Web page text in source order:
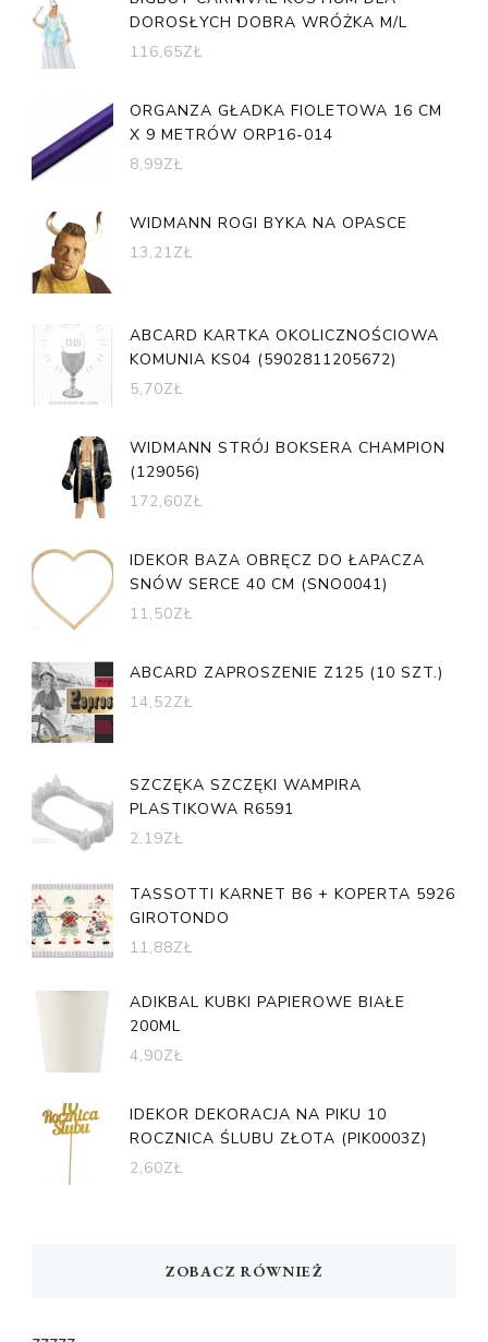
DOROSŁYCH DOBRA WRÓŻKA M/L
116,65ZŁ
ORGANZA GŁADKA FIOLETOWA 16 CM
X 9 METRÓW ORP16-014
8,99ZŁ
WIDMANN ROGI BYKA NA OPASCE
13,21ZŁ
ABCARD KARTKA OKOLICZNOŚCIOWA
KOMUNIA KS04 (5902811205672)
5,70ZŁ
WIDMANN STRÓJ BOKSERA CHAMPION
(129056)
172,60ZŁ
IDEKOR BAZA OBRĘCZ DO ŁAPACZA
SNÓW SERCE 40 CM (SNO0041)
11,50ZŁ
ABCARD ZAPROSZENIE Z125 (10 SZT.)
14,52ZŁ
SZCZĘKA SZCZĘKI WAMPIRA
PLASTIKOWA R6591
2,19ZŁ
TASSOTTI KARNET B6 + KOPERTA 5926
GIROTONDO
11,88ZŁ
ADIKBAL KUBKI PAPIEROWE BIAŁE
200ML
4,90ZŁ
IDEKOR DEKORACJA NA PIKU 10
ROCZNICA ŚLUBU ZŁOTA (PIK0003Z)
2,60ZŁ
ZOBACZ RÓWNIEŻ